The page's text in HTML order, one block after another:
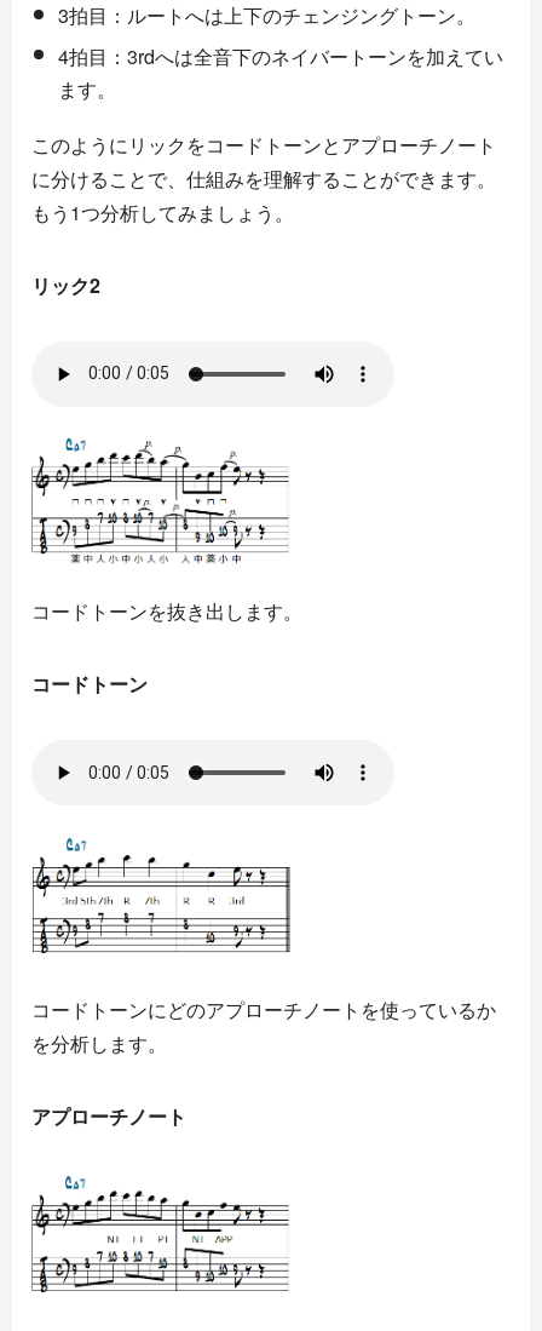
3拍目：ルートへは上下のチェンジングトーン。
4拍目：3rdへは全音下のネイバートーンを加えてい
ます。
このようにリックをコードトーンとアプローチノート
に分けることで、仕組みを理解することができます。
もう1つ分析してみましょう。
リック2
コードトーンを抜き出します。
コードトーン
コードトーンにどのアプローチノートを使っているか
を分析します。
アプローチノート